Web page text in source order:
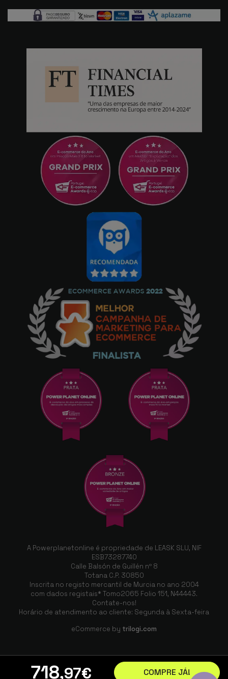
718,97€ COMPRE JÁ!
A Powerplanetonline é propriedade de LEASK SLU, NIF
ESB73287740
Calle Balsón de Guillén nº 8
Totana C.P. 30850
Inscrita no registo mercantil de Murcia no ano 2004
com dados registais* Tomo2065 Folio 151, N44443.
Contate-nos!
Horário de atendimento ao cliente: Segunda à Sexta-feira
eCommerce by trilogi.com